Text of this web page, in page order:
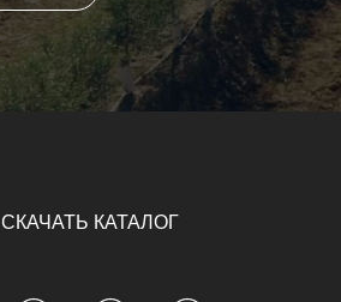
СКАЧАТЬ КАТАЛОГ